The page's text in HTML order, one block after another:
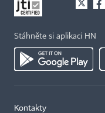
Stáhněte si aplikaci HN
Kontakty